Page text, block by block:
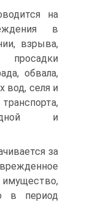
на
в
взрыва,
просадки
обвала,
вод, селя и
и
за
в период